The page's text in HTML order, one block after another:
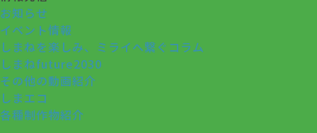
お知らせ
イベント情報
しまねを楽しみ、ミライへ繋ぐコラム
しまねfuture2030
その他の動画紹介
しまエコ
各種制作物紹介